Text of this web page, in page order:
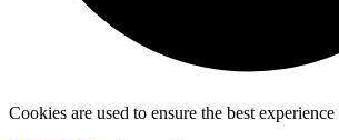
Cookies are used to ensure the best